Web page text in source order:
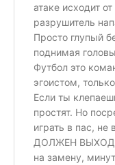
атаке исходит
разрушитель
Просто глупый
поднимая
Футбол это
эгоистом,
Если ты
простят. Но
играть в пас,
ДОЛЖЕН
на замену,